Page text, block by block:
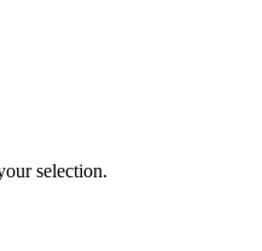
selection.